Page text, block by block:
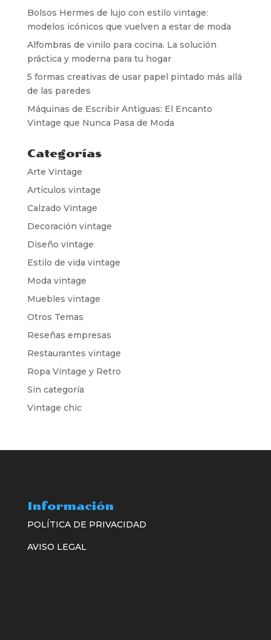
Bolsos Hermes de lujo con estilo vintage:
modelos icónicos que vuelven a estar de moda
Alfombras de vinilo para cocina. La solución
práctica y moderna para tu hogar
5 formas creativas de usar papel pintado más allá
de las paredes
Máquinas de Escribir Antiguas: El Encanto
Vintage que Nunca Pasa de Moda
Categorías
Arte Vintage
Artículos vintage
Calzado Vintage
Decoración vintage
Diseño vintage
Estilo de vida vintage
Moda vintage
Muebles vintage
Otros Temas
Reseñas empresas
Restaurantes vintage
Ropa Vintage y Retro
Sin categoría
Vintage chic
Información
POLÍTICA DE PRIVACIDAD
AVISO LEGAL